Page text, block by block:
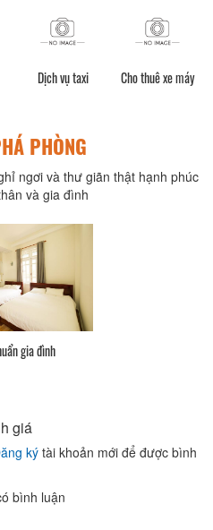
Dịch vụ taxi Cho thuê xe máy
PHÒNG
ngơi và thư giãn thật hạnh phúc
và gia đình
gia đình
giá
ký tài khoản mới để được bình
bình luận